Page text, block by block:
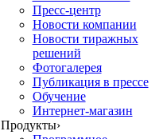
Пресс-центр
Новости компании
Новости тиражных
решений
Фотогалерея
Публикация в прессе
Обучение
Интернет-магазин
Продукты›